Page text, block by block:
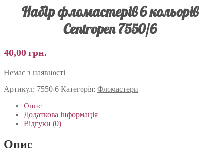
Набір фломастерів 6 кольорів
Centropen 7550/6
40,00 грн.
Немає в наявності
Артикул: 7550-6 Категорія: Фломастери
Опис
Додаткова інформація
Відгуки (0)
Опис